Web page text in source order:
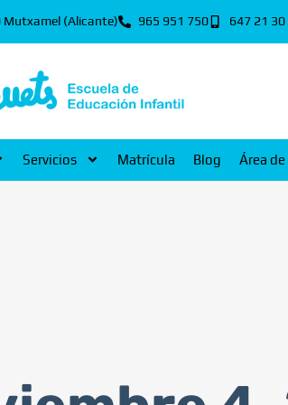
Mutxamel (Alicante) 965 951 750 647 21 30
Servicios Matrícula Blog Área